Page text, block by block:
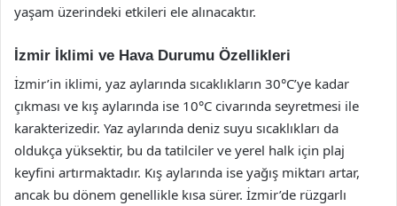
yaşam üzerindeki etkileri ele alınacaktır.
İzmir İklimi ve Hava Durumu Özellikleri
İzmir’in iklimi, yaz aylarında sıcaklıkların 30°C’ye kadar
çıkması ve kış aylarında ise 10°C civarında seyretmesi ile
karakterizedir. Yaz aylarında deniz suyu sıcaklıkları da
oldukça yüksektir, bu da tatilciler ve yerel halk için plaj
keyfini artırmaktadır. Kış aylarında ise yağış miktarı artar,
ancak bu dönem genellikle kısa sürer. İzmir’de rüzgarlı